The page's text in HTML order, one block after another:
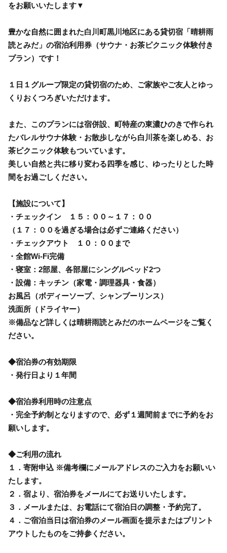
をお願いいたします▼
豊かな自然に囲まれた白川町黒川地区にある貸切宿「晴耕雨
読とみだ」の宿泊利用券（サウナ・お茶ピクニック体験付き
プラン）です！
１日１グループ限定の貸切宿のため、ご家族やご友人とゆっ
くりおくつろぎいただけます。
また、このプランには宿併設、町特産の東濃ひのきで作られ
たバレルサウナ体験・お散歩しながら白川茶を楽しめる、お
茶ピクニック体験もついています。
美しい自然と共に移り変わる四季を感じ、ゆったりとした時
間をお過ごしください。
【施設について】
・チェックイン １５：００～１７：００
（１７：００を過ぎる場合は必ずご連絡ください）
・チェックアウト １０：００まで
・全館Wi-Fi完備
・寝室：2部屋、各部屋にシングルベッド2つ
・設備：キッチン（家電・調理器具・食器）
お風呂（ボディーソープ、シャンプーリンス）
洗面所（ドライヤー）
※備品など詳しくは晴耕雨読とみだのホームページをご覧く
ださい。
◆宿泊券の有効期限
・発行日より１年間
◆宿泊券利用時の注意点
・完全予約制となりますので、必ず１週間前までに予約をお
願いします。
◆ご利用の流れ
１．寄附申込 ※備考欄にメールアドレスのご入力をお願いい
たします。
２．宿より、宿泊券をメールにてお送りいたします。
３．メールまたは、お電話にて宿泊日の調整・予約完了。
４．ご宿泊当日は宿泊券のメール画面を提示またはプリント
アウトしたものをご持参ください。